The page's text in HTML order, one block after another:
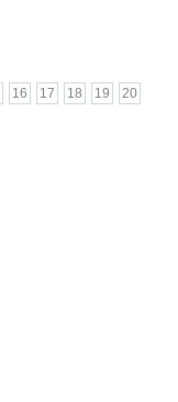
16 17 18 19
20